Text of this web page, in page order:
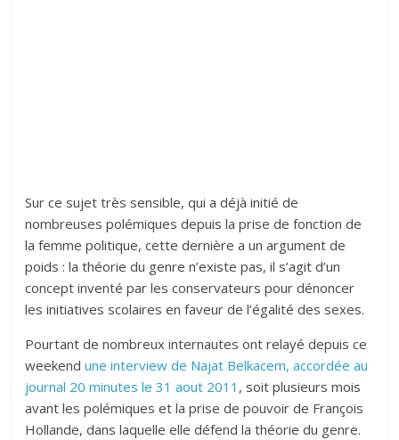
Sur ce sujet très sensible, qui a déjà initié de
nombreuses polémiques depuis la prise de fonction de
la femme politique, cette dernière a un argument de
poids : la théorie du genre n’existe pas, il s’agit d’un
concept inventé par les conservateurs pour dénoncer
les initiatives scolaires en faveur de l’égalité des sexes.
Pourtant de nombreux internautes ont relayé depuis ce
weekendune interview de Najat Belkacem, accordée au
journal 20 minutes le 31 aout 2011 , soit plusieurs mois
avant les polémiques et la prise de pouvoir de François
Hollande, dans laquelle elle défend la théorie du genre.